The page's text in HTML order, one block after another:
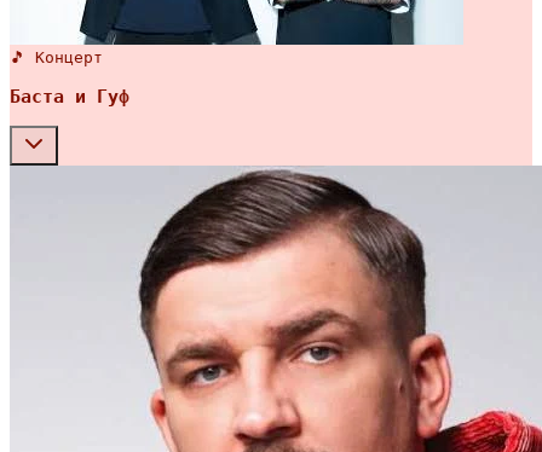
🎵 Концерт
Баста и Гуф